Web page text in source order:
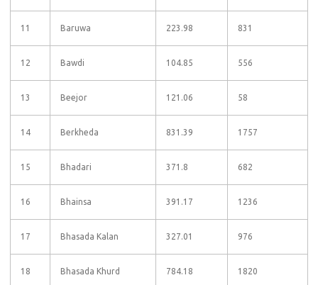
11 Baruwa 223.98 831
12 Bawdi 104.85 556
13 Beejor 121.06 58
14 Berkheda 831.39 1757
15 Bhadari 371.8 682
16 Bhainsa 391.17 1236
17 Bhasada Kalan 327.01 976
18 Bhasada Khurd 784.18 1820